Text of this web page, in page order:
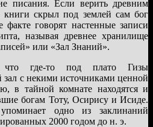
писания. Если верить древним
скрыл под землей сам бог
говорят настенные записи
называя древнее хранилище
или «Зал Знаний».
что где-то под плато Гизы
зал с некими источниками ценной
в тайной комнате находятся и
богам Тоту, Осирису и Исиде.
одно из заклинаний
2000 годом до н. э.